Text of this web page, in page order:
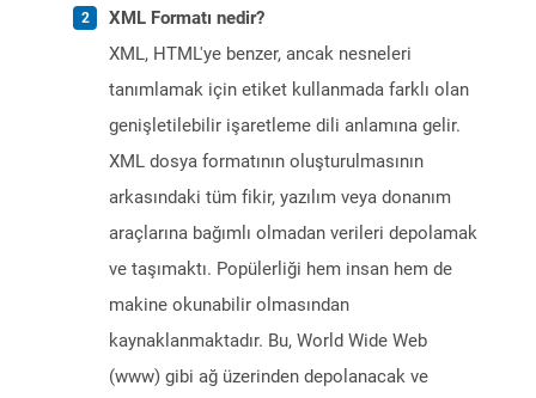
XML Formatı nedir?
XML, HTML'ye benzer, ancak nesneleri
tanımlamak için etiket kullanmada farklı olan
genişletilebilir işaretleme dili anlamına gelir.
XML dosya formatının oluşturulmasının
arkasındaki tüm fikir, yazılım veya donanım
araçlarına bağımlı olmadan verileri depolamak
ve taşımaktı. Popülerliği hem insan hem de
makine okunabilir olmasından
kaynaklanmaktadır. Bu, World Wide Web
(www) gibi ağ üzerinden depolanacak ve